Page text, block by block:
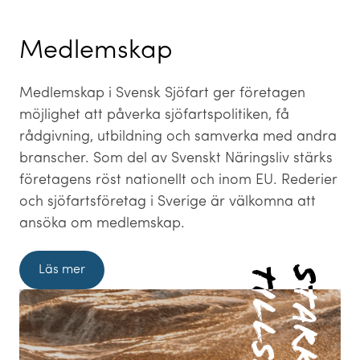
Medlemskap
Medlemskap i Svensk Sjöfart ger företagen
möjlighet att påverka sjöfartspolitiken, få
rådgivning, utbildning och samverka med andra
branscher. Som del av Svenskt Näringsliv stärks
företagens röst nationellt och inom EU. Rederier
och sjöfartsföretag i Sverige är välkomna att
ansöka om medlemskap.
Läs mer